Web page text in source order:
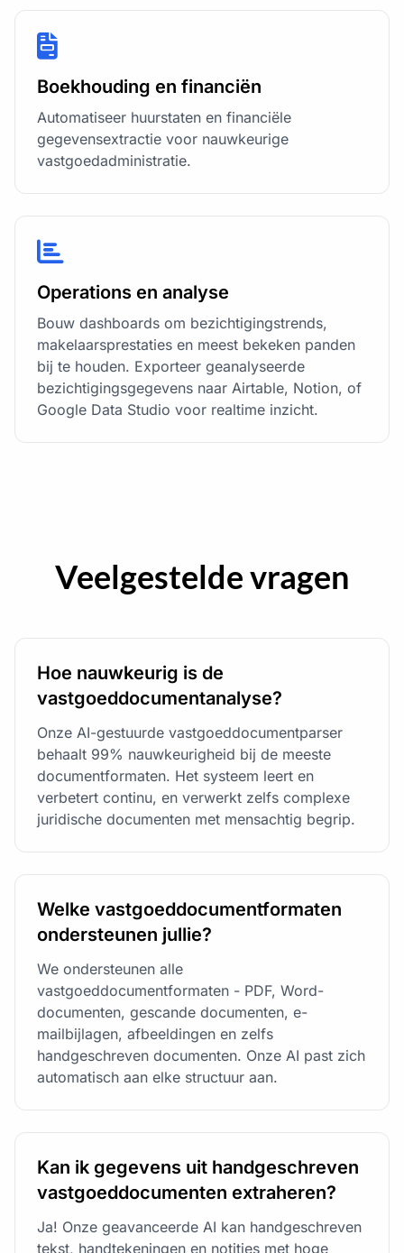
Boekhouding en financiën
Automatiseer huurstaten en financiële
gegevensextractie voor nauwkeurige
vastgoedadministratie.
Operations en analyse
Bouw dashboards om bezichtigingstrends,
makelaarsprestaties en meest bekeken panden
bij te houden. Exporteer geanalyseerde
bezichtigingsgegevens naar Airtable, Notion, of
Google Data Studio voor realtime inzicht.
Veelgestelde vragen
Hoe nauwkeurig is de
vastgoeddocumentanalyse?
Onze AI-gestuurde vastgoeddocumentparser
behaalt 99% nauwkeurigheid bij de meeste
documentformaten. Het systeem leert en
verbetert continu, en verwerkt zelfs complexe
juridische documenten met mensachtig begrip.
Welke vastgoeddocumentformaten
ondersteunen jullie?
We ondersteunen alle
vastgoeddocumentformaten - PDF, Word-
documenten, gescande documenten, e-
mailbijlagen, afbeeldingen en zelfs
handgeschreven documenten. Onze AI past zich
automatisch aan elke structuur aan.
Kan ik gegevens uit handgeschreven
vastgoeddocumenten extraheren?
Ja! Onze geavanceerde AI kan handgeschreven
tekst, handtekeningen en notities met hoge